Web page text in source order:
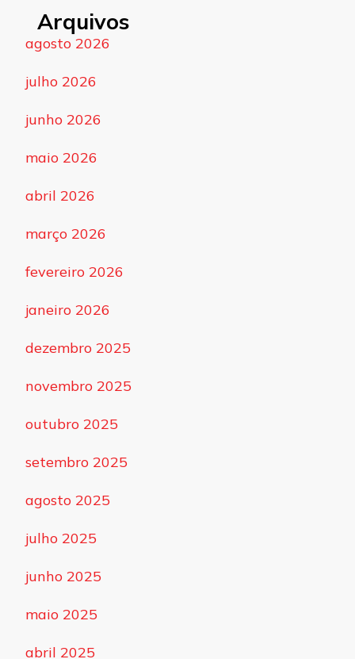
Arquivos
agosto 2026
julho 2026
junho 2026
maio 2026
abril 2026
março 2026
fevereiro 2026
janeiro 2026
dezembro 2025
novembro 2025
outubro 2025
setembro 2025
agosto 2025
julho 2025
junho 2025
maio 2025
abril 2025